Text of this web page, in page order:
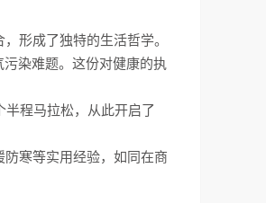
形成了独特的生活哲学。
染难题。这份对健康的执
程马拉松，从此开启了
寒等实用经验，如同在商